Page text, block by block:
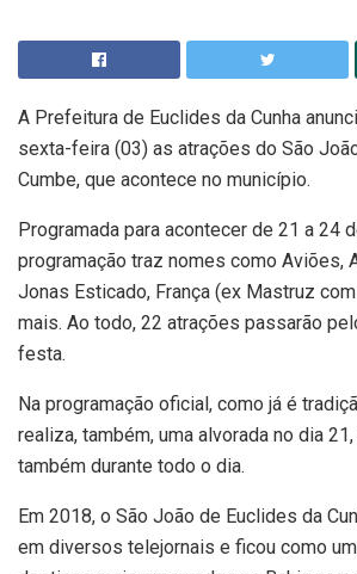
A Prefeitura de Euclides da Cunha
sexta-feira (03) as atrações do São
Cumbe, que acontece no município.
Programada para acontecer de 21 a 24
programação traz nomes como Aviões,
Jonas Esticado, França (ex Mastruz
mais. Ao todo, 22 atrações passarão
festa.
Na programação oficial, como já é
realiza, também, uma alvorada no dia
também durante todo o dia.
Em 2018, o São João de Euclides da
em diversos telejornais e ficou como